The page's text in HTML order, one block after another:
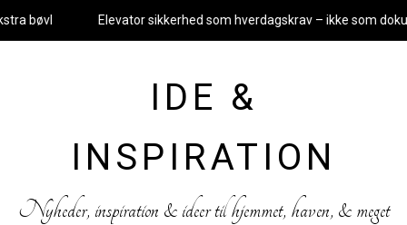
bøvl Elevator sikkerhed som hverdagskrav – ikke som
IDE &
INSPIRATION
Nyheder, inspiration & ideer til hjemmet, haven, & meget